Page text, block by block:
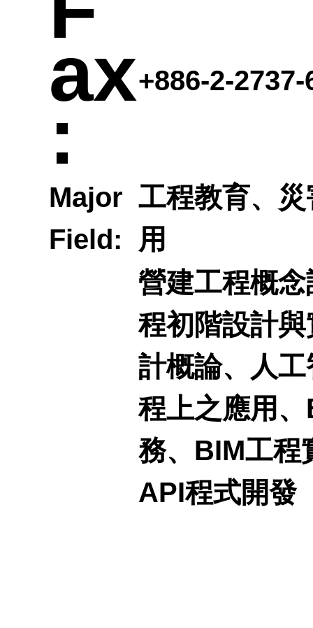
工
認證
試
紹
師
材
師
碩
文
向
在
分
表
開
參
獎
專區
各
招
榜
公告
ax
:
+886-2-2737-
Major
Field:
工程教育、
用
營建工程概
程初階設計
計概論、人
程上之應用
務、BIM工程
API程式開發